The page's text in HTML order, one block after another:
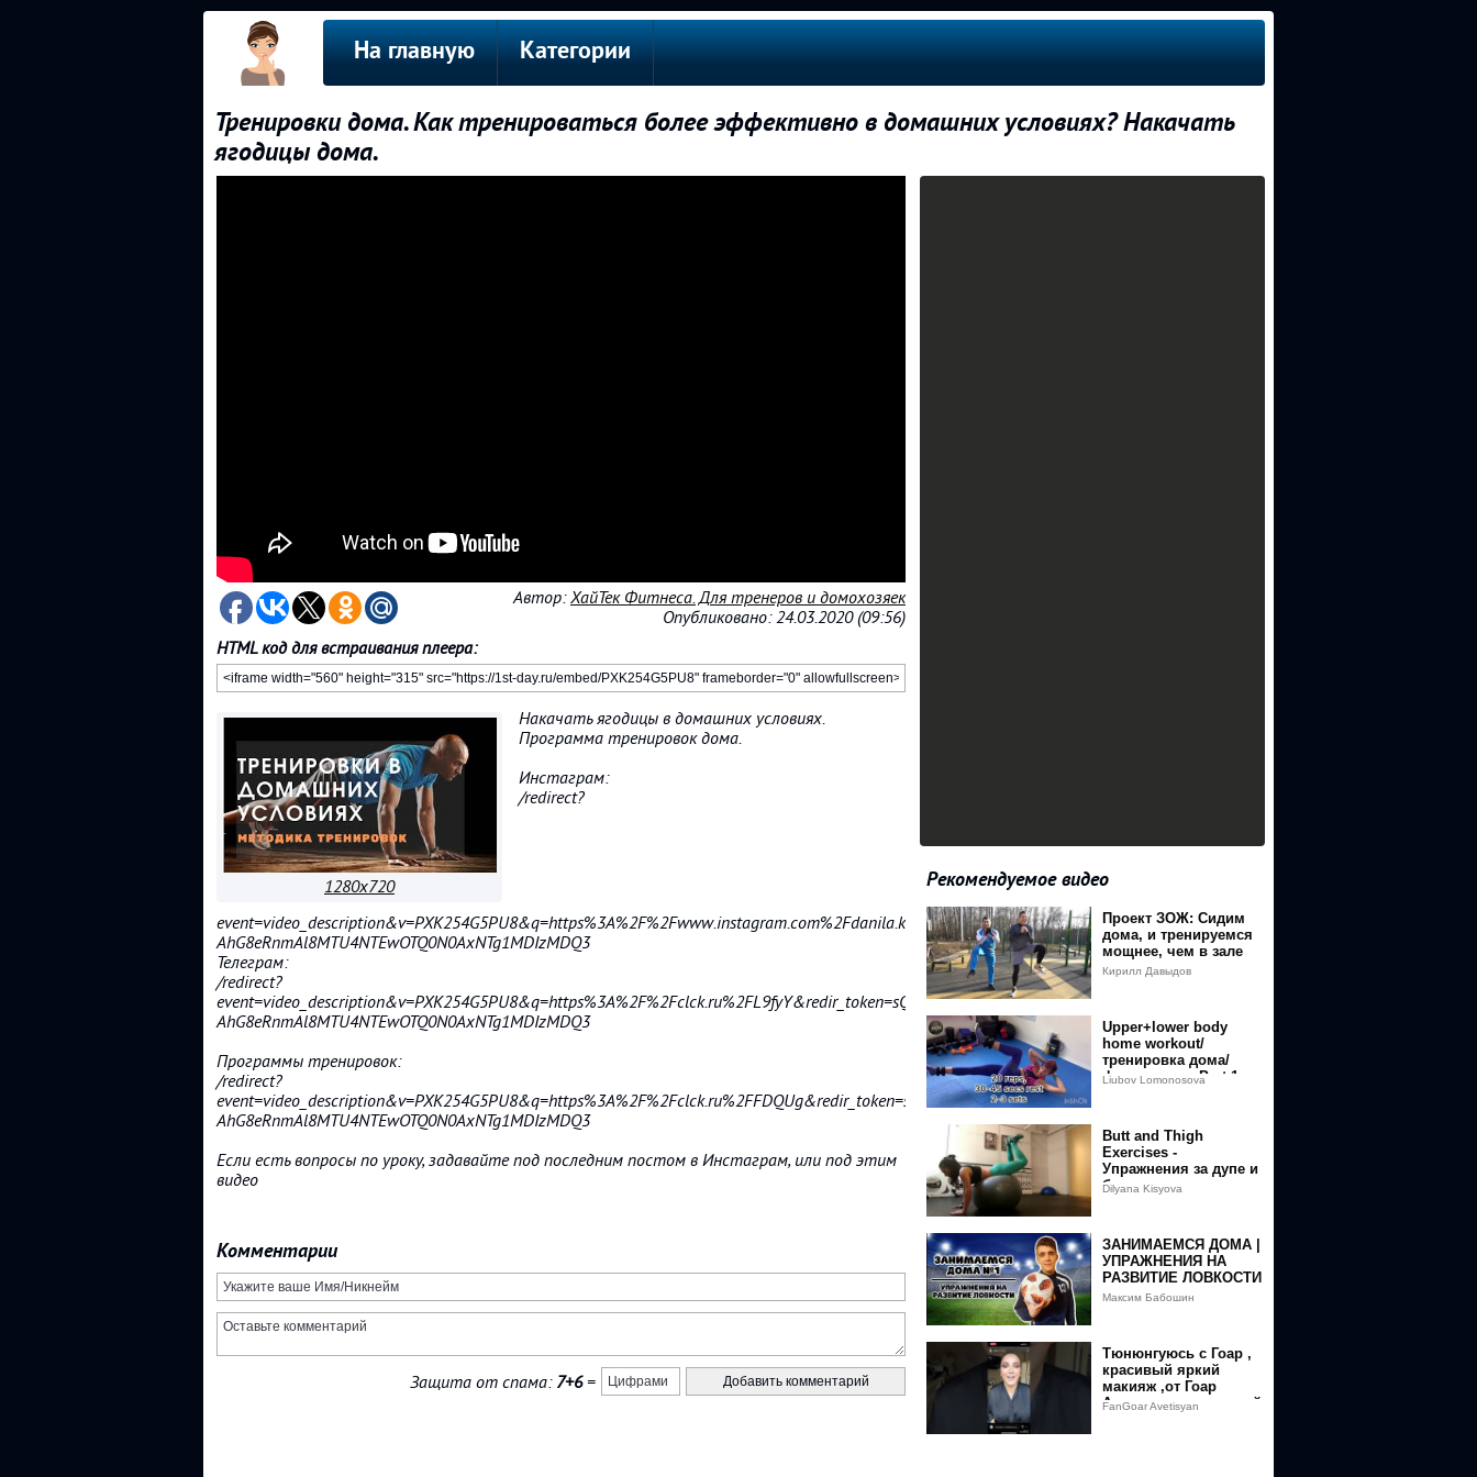
На главную Категории
Тренировки дома. Как тренироваться более эффективно в домашних условиях? Накачать
ягодицы дома.
Автор:ХайТек Фитнеса. Для тренеров и домохозяек
Опубликовано: 24.03.2020 (09:56)
HTML код для встраивания плеера:
1280x720
Накачать ягодицы в домашних условиях.
Программа тренировок дома.
Инстаграм:
/redirect?
event=video_description&v=PXK254G5PU8&q=https%3A%2F%2Fwww.instagram.com%2Fdanila.kaburov%2F&redir_token=sQltfXWj3g_ZbVN9-
AhG8eRnmAl8MTU4NTEwOTQ0N0AxNTg1MDIzMDQ3
Телеграм:
/redirect?
event=video_description&v=PXK254G5PU8&q=https%3A%2F%2Fclck.ru%2FL9fyY&redir_token=sQltfXWj3g_ZbVN9-
AhG8eRnmAl8MTU4NTEwOTQ0N0AxNTg1MDIzMDQ3
Программы тренировок:
/redirect?
event=video_description&v=PXK254G5PU8&q=https%3A%2F%2Fclck.ru%2FFDQUg&redir_token=sQltfXWj3g_ZbVN9-
AhG8eRnmAl8MTU4NTEwOTQ0N0AxNTg1MDIzMDQ3
Если есть вопросы по уроку, задавайте под последним постом в Инстаграм, или под этим
видео
Комментарии
Защита от спама: 7+6=
Рекомендуемое видео
Проект ЗОЖ: Сидим
дома, и тренируемся
мощнее, чем в зале
Кирилл Давыдов
Upper+lower body
home workout/
тренировка дома/
фитнес дома Part 1
Liubov Lomonosova
Butt and Thigh
Exercises -
Упражнения за дупе и
бедра
Dilyana Kisyova
ЗАНИМАЕМСЯ ДОМА |
УПРАЖНЕНИЯ НА
РАЗВИТИЕ ЛОВКОСТИ
Максим Бабошин
Тюнюнгуюсь с Гоар ,
красивый яркий
макияж ,от Гоар
Аветисян , восточный
FanGoar Avetisyan